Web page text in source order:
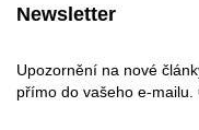
Newsletter
Upozornění na nové
přímo do vašeho e-